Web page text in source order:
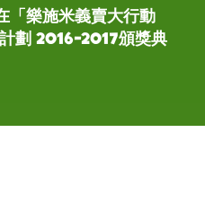
「樂施米義賣大行動
劃 2016-2017頒獎典
長陳慧敏、常務理事蘇
沛文以及澳門演藝人協
他們義賣樂施米的點
)與嘉賓們合照。
三排中)與港澳贊助機
照。